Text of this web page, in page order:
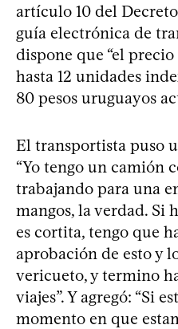
artículo 10 del
guía electrónica de
dispone que “el precio
hasta 12 unidades
80 pesos uruguayos
El transportista puso
“Yo tengo un camión
trabajando para una
mangos, la verdad. Si
es cortita, tengo que
aprobación de esto y
vericueto, y termino
viajes”. Y agregó: “Si
momento en que